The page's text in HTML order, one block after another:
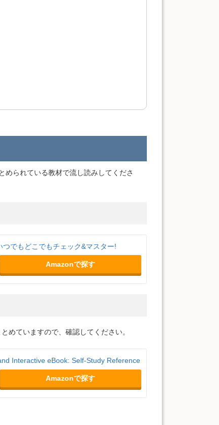
められている教材で流し読みしてくださ
でもどこでもチェック&マスター!
、復習に最適です。これ１冊で復習すれ
Amazonで探す
とめていますので、確認してください。
Interactive eBook: Self-Study Reference
English
Amazonで探す